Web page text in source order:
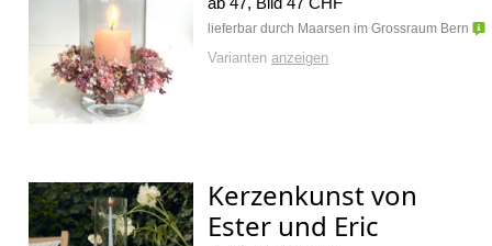
lieferbar durch Maarsen im Grossraum Bern
Varianten anzeigen
Kerzenkunst von
Ester und Eric